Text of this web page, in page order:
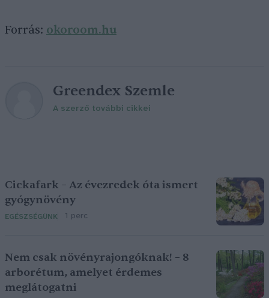
Forrás: okoroom.hu
Greendex Szemle
A szerző további cikkei
Cickafark – Az évezredek óta ismert
gyógynövény
EGÉSZSÉGÜNK 1 perc
Nem csak növényrajongóknak! – 8
arborétum, amelyet érdemes
meglátogatni